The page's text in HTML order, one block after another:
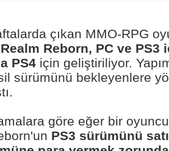
çıkan MMO-RPG
Reborn, PC ve PS3
PS4 için geliştiriliyor.
sürümünü bekleyenlere
göre eğer bir
PS3 sürümünü